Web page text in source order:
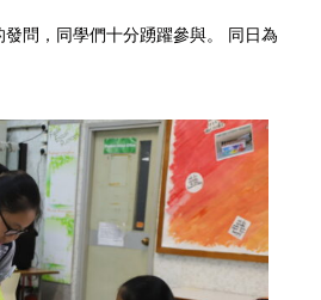
問，同學們十分踴躍參與。 同日為